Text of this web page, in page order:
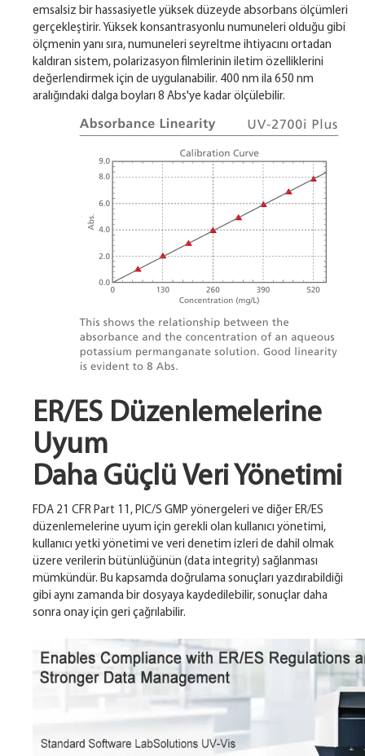
emsalsiz bir hassasiyetle yüksek düzeyde absorbans ölçümleri
gerçekleştirir. Yüksek konsantrasyonlu numuneleri olduğu gibi
ölçmenin yanı sıra, numuneleri seyreltme ihtiyacını ortadan
kaldıran sistem, polarizasyon filmlerinin iletim özelliklerini
değerlendirmek için de uygulanabilir. 400 nm ila 650 nm
aralığındaki dalga boyları 8 Abs'ye kadar ölçülebilir.
ER/ES Düzenlemelerine
Uyum
Daha Güçlü Veri Yönetimi
FDA 21 CFR Part 11, PIC/S GMP yönergeleri ve diğer ER/ES
düzenlemelerine uyum için gerekli olan kullanıcı yönetimi,
kullanıcı yetki yönetimi ve veri denetim izleri de dahil olmak
üzere verilerin bütünlüğünün (data integrity) sağlanması
mümkündür. Bu kapsamda doğrulama sonuçları yazdırabildiği
gibi aynı zamanda bir dosyaya kaydedilebilir, sonuçlar daha
sonra onay için geri çağrılabilir.